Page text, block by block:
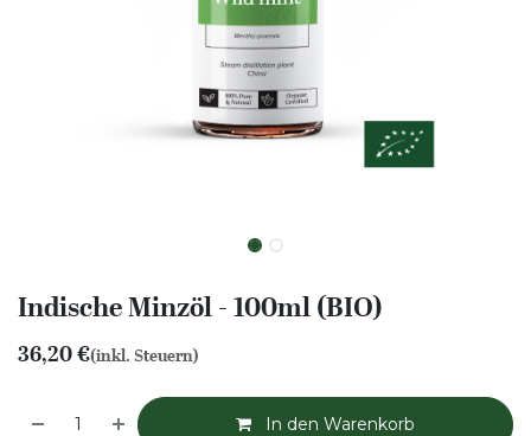
Indische Minzöl - 100ml (BIO)
36,20€(inkl. Steuern)
In den Warenkorb